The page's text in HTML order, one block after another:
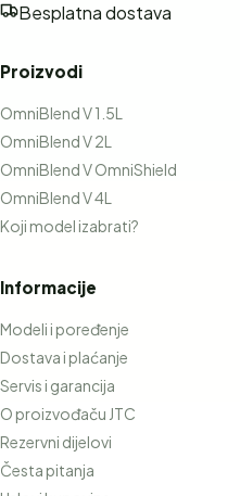
Besplatna dostava
Proizvodi
OmniBlend V 1.5L
OmniBlend V 2L
OmniBlend V OmniShield
OmniBlend V 4L
Koji model izabrati?
Informacije
Modeli i poređenje
Dostava i plaćanje
Servis i garancija
O proizvođaču JTC
Rezervni dijelovi
Česta pitanja